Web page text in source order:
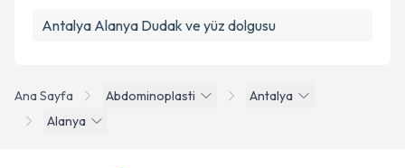
Ana Sayfa Abdominoplasti
Antalya
Alanya
Antalya Alanya Dudak ve yüz dolgusu